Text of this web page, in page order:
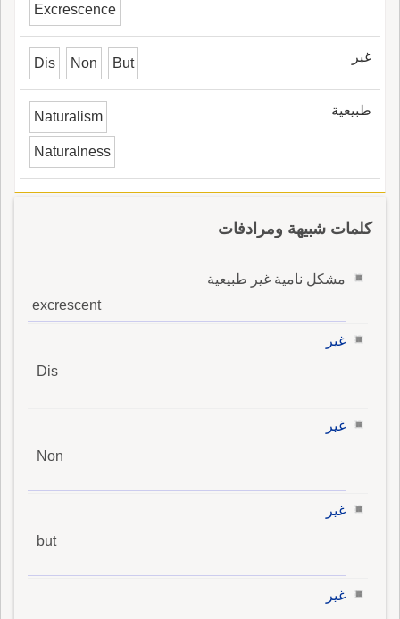
Excrescence
غير Dis Non But
طبيعية Naturalism
Naturalness
كلمات شبيهة ومرادفات
مشكل نامية غير طبيعية
excrescent
غير
Dis
غير
Non
غير
but
غير